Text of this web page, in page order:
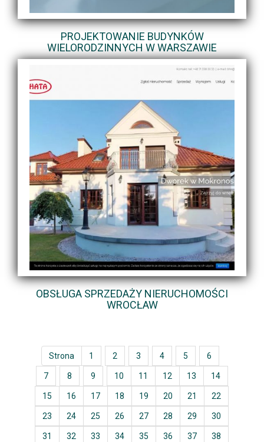
PROJEKTOWANIE BUDYNKÓW
WIELORODZINNYCH W WARSZAWIE
OBSŁUGA SPRZEDAŻY NIERUCHOMOŚCI
WROCŁAW
Strona 1 2 3 4 5 6
7 8 9 10 11 12 13 14
15 16 17 18 19 20 21 22
23 24 25 26 27 28 29 30
31 32 33 34 35 36 37 38